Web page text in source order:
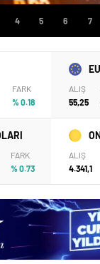
FARK
% 0.18
ALIŞ
55,25
FARK
% 0.73
ALIŞ
4.341,1